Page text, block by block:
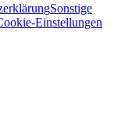
Sonstige
Einstellungen